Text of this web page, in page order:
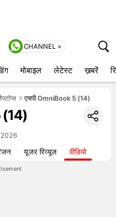
CHANNEL »
मोबाइल लेटेस्ट ख़बरें
एचपी OmniBook 5 (14)
(14)
यूजर रिव्यूज वीडियो